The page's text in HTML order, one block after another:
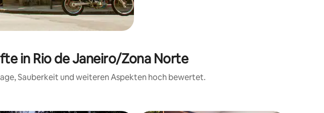
in Rio de Janeiro/Zona Norte
Sauberkeit und weiteren Aspekten hoch bewertet.